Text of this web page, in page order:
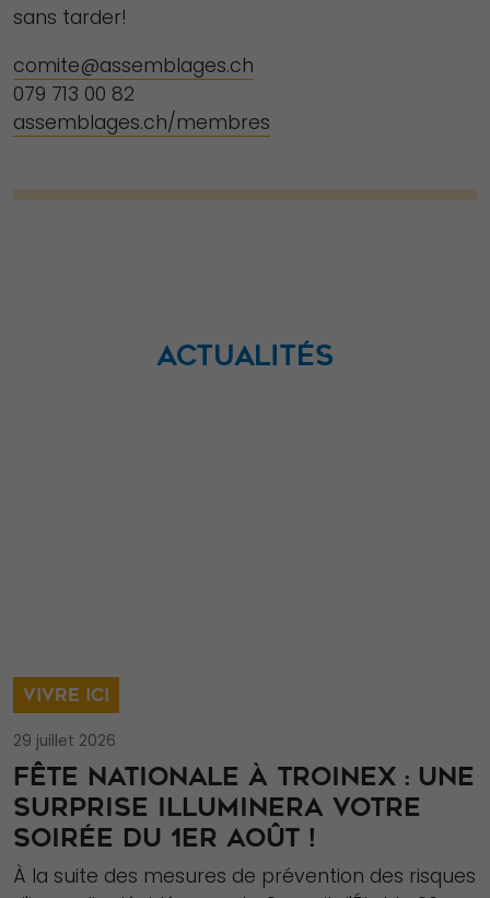
sans tarder!
comite@assemblages.ch
079 713 00 82
assemblages.ch/membres
ACTUALITÉS
VIVRE ICI
29 juillet 2026
FÊTE NATIONALE À TROINEX : UNE
SURPRISE ILLUMINERA VOTRE
SOIRÉE DU 1ER AOÛT !
À la suite des mesures de prévention des risques